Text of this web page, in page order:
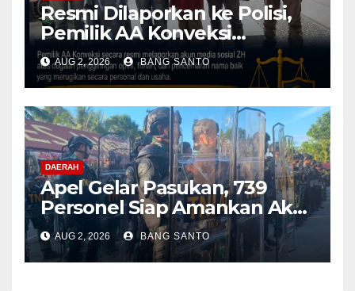
Resmi Dilaporkan ke Polisi,
Pemilik AA Konveksi
Didampingi Tim Advokat
Lentera Netizen Indonesia (L-
NET-ID)
AUG 2, 2026 BANG SANTO
DAERAH
Apel Gelar Pasukan, 739
Personel Siap Amankan Aksi
Damai KNPB di Kantor MRP
Papua Tengah
AUG 2, 2026 BANG SANTO